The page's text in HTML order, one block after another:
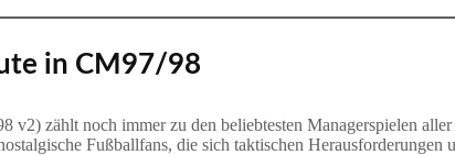
in CM97/98
v2) zählt noch immer zu den beliebtesten Managerspielen
Fußballfans, die sich taktischen